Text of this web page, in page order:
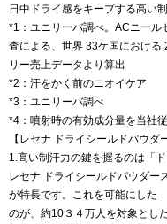
日中ドライ感をキープする高い
*1：ユニリーバ調べ。ACニー
査による、世界 33ケ国におけ
リー売上データより算出
*2：汗をかく前のニオイケア
*3：ユニリーバ調べ
*4：噴射時の有効成分量を当社
【レセナ ドライシールドパウダ
1.高い制汗力の鍵を握るのは「
レセナ ドライシールドパウダー
が特長です。これを可能にした
のが、約10３４万人を対象とし